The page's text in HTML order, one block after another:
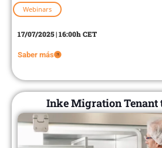
Webinars
17/07/2025 | 16:00h CET
Saber más
Inke Migration Tenant